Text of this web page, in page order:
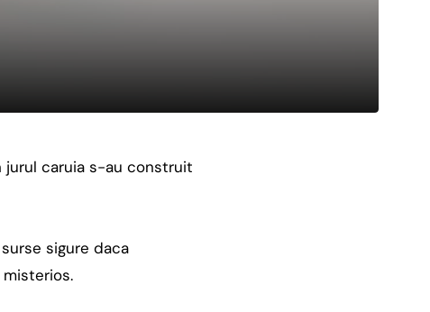
caruia s-au construit
sigure daca